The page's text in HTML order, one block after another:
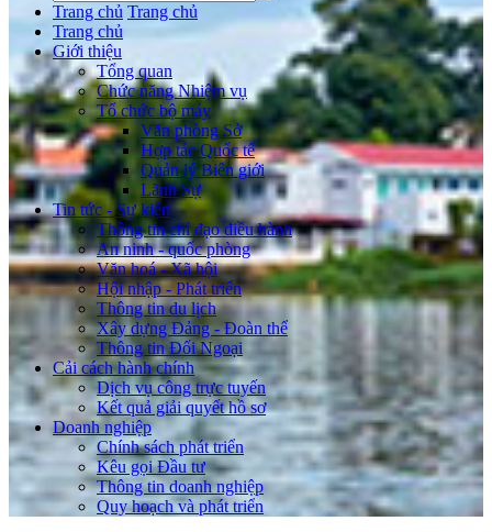
Trang chủ Trang chủ
Trang chủ
Giới thiệu
Tổng quan
Chức năng Nhiệm vụ
Tổ chức bộ máy
Văn phòng Sở
Hợp tác Quốc tế
Quản lý Biên giới
Lãnh Sự
Tin tức - Sự kiện
Thông tin chỉ đạo điều hành
An ninh - quốc phòng
Văn hoá - Xã hội
Hội nhập - Phát triển
Thông tin du lịch
Xây dựng Đảng - Đoàn thể
Thông tin Đối Ngoại
Cải cách hành chính
Dịch vụ công trực tuyến
Kết quả giải quyết hồ sơ
Doanh nghiệp
Chính sách phát triển
Kêu gọi Đầu tư
Thông tin doanh nghiệp
Quy hoạch và phát triển